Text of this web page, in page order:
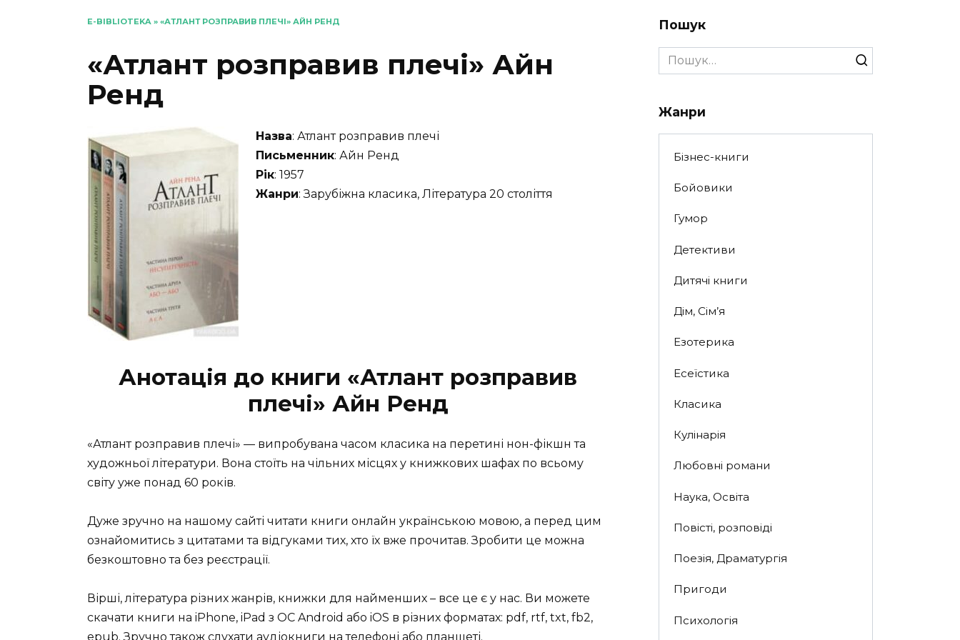
E-BIBLIOTEKA » «АТЛАНТ РОЗПРАВИВ ПЛЕЧІ» АЙН РЕНД
«Атлант розправив плечі» Айн
Ренд
Назва: Атлант розправив плечі
Письменник: Айн Ренд
Рік: 1957
Жанри: Зарубіжна класика, Література 20 століття
Анотація до книги «Атлант розправив
плечі» Айн Ренд
«Атлант розправив плечі» — випробувана часом класика на перетині нон-фікшн та
художньої літератури. Вона стоїть на чільних місцях у книжкових шафах по всьому
світу уже понад 60 років.
Дуже зручно на нашому сайті читати книги онлайн українською мовою, а перед цим
ознайомитись з цитатами та відгуками тих, хто їх вже прочитав. Зробити це можна
безкоштовно та без реєстрації.
Вірші, література різних жанрів, книжки для найменших – все це є у нас. Ви можете
скачати книги на iPhone, iPad з ОС Android або iOS в різних форматах: pdf, rtf, txt, fb2,
epub. Зручно також слухати аудіокниги на телефоні або планшеті.
Пошук
Search
for:
Жанри
Бізнес-книги
Бойовики
Гумор
Детективи
Дитячі книги
Дім, Сім’я
Езотерика
Есеїстика
Класика
Кулінарія
Любовні романи
Наука, Освіта
Повісті, розповіді
Поезія, Драматургія
Пригоди
Психологія